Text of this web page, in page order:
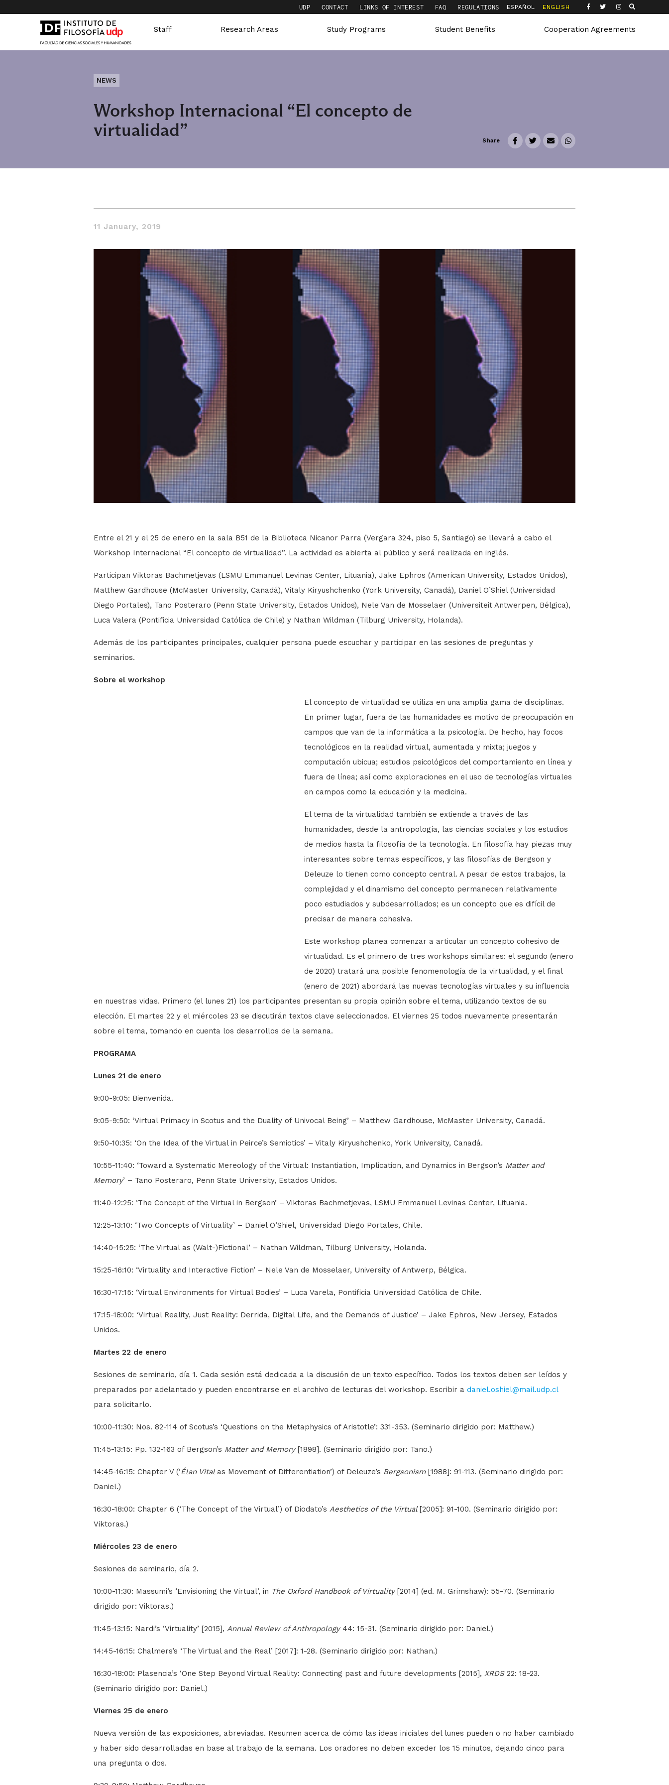
UDP CONTACT LINKS OF INTEREST FAQ REGULATIONS ESPAÑOL ENGLISH
Staff Research Areas Study Programs Student Benefits Cooperation Agreements
NEWS
Workshop Internacional “El concepto de
virtualidad”
Share
11 January, 2019
Entre el 21 y el 25 de enero en la sala B51 de la Biblioteca Nicanor Parra (Vergara 324, piso 5, Santiago) se llevará a cabo el
Workshop Internacional “El concepto de virtualidad”. La actividad es abierta al público y será realizada en inglés.
Participan Viktoras Bachmetjevas (LSMU Emmanuel Levinas Center, Lituania), Jake Ephros (American University, Estados Unidos),
Matthew Gardhouse (McMaster University, Canadá), Vitaly Kiryushchenko (York University, Canadá), Daniel O’Shiel (Universidad
Diego Portales), Tano Posteraro (Penn State University, Estados Unidos), Nele Van de Mosselaer (Universiteit Antwerpen, Bélgica),
Luca Valera (Pontificia Universidad Católica de Chile) y Nathan Wildman (Tilburg University, Holanda).
Además de los participantes principales, cualquier persona puede escuchar y participar en las sesiones de preguntas y
seminarios.
Sobre el workshop
El concepto de virtualidad se utiliza en una amplia gama de disciplinas.
En primer lugar, fuera de las humanidades es motivo de preocupación en
campos que van de la informática a la psicología. De hecho, hay focos
tecnológicos en la realidad virtual, aumentada y mixta; juegos y
computación ubicua; estudios psicológicos del comportamiento en línea y
fuera de línea; así como exploraciones en el uso de tecnologías virtuales
en campos como la educación y la medicina.
El tema de la virtualidad también se extiende a través de las
humanidades, desde la antropología, las ciencias sociales y los estudios
de medios hasta la filosofía de la tecnología. En filosofía hay piezas muy
interesantes sobre temas específicos, y las filosofías de Bergson y
Deleuze lo tienen como concepto central. A pesar de estos trabajos, la
complejidad y el dinamismo del concepto permanecen relativamente
poco estudiados y subdesarrollados; es un concepto que es difícil de
precisar de manera cohesiva.
Este workshop planea comenzar a articular un concepto cohesivo de
virtualidad. Es el primero de tres workshops similares: el segundo (enero
de 2020) tratará una posible fenomenología de la virtualidad, y el final
(enero de 2021) abordará las nuevas tecnologías virtuales y su influencia
en nuestras vidas. Primero (el lunes 21) los participantes presentan su propia opinión sobre el tema, utilizando textos de su
elección. El martes 22 y el miércoles 23 se discutirán textos clave seleccionados. El viernes 25 todos nuevamente presentarán
sobre el tema, tomando en cuenta los desarrollos de la semana.
PROGRAMA
Lunes 21 de enero
9:00-9:05: Bienvenida.
9:05-9:50: ‘Virtual Primacy in Scotus and the Duality of Univocal Being’ – Matthew Gardhouse, McMaster University, Canadá.
9:50-10:35: ‘On the Idea of the Virtual in Peirce’s Semiotics’ – Vitaly Kiryushchenko, York University, Canadá.
10:55-11:40: ‘Toward a Systematic Mereology of the Virtual: Instantiation, Implication, and Dynamics in Bergson’s Matter and
Memory’ – Tano Posteraro, Penn State University, Estados Unidos.
11:40-12:25: ‘The Concept of the Virtual in Bergson’ – Viktoras Bachmetjevas, LSMU Emmanuel Levinas Center, Lituania.
12:25-13:10: ‘Two Concepts of Virtuality’ – Daniel O’Shiel, Universidad Diego Portales, Chile.
14:40-15:25: ‘The Virtual as (Walt-)Fictional’ – Nathan Wildman, Tilburg University, Holanda.
15:25-16:10: ‘Virtuality and Interactive Fiction’ – Nele Van de Mosselaer, University of Antwerp, Bélgica.
16:30-17:15: ‘Virtual Environments for Virtual Bodies’ – Luca Varela, Pontificia Universidad Católica de Chile.
17:15-18:00: ‘Virtual Reality, Just Reality: Derrida, Digital Life, and the Demands of Justice’ – Jake Ephros, New Jersey, Estados
Unidos.
Martes 22 de enero
Sesiones de seminario, día 1. Cada sesión está dedicada a la discusión de un texto específico. Todos los textos deben ser leídos y
preparados por adelantado y pueden encontrarse en el archivo de lecturas del workshop. Escribir adaniel.oshiel@mail.udp.cl
para solicitarlo.
10:00-11:30: Nos. 82-114 of Scotus’s ‘Questions on the Metaphysics of Aristotle’: 331-353. (Seminario dirigido por: Matthew.)
11:45-13:15: Pp. 132-163 of Bergson’s Matter and Memory[1898]. (Seminario dirigido por: Tano.)
14:45-16:15: Chapter V (‘Élan Vital as Movement of Differentiation’) of Deleuze’s Bergsonism[1988]: 91-113. (Seminario dirigido por:
Daniel.)
16:30-18:00: Chapter 6 (‘The Concept of the Virtual’) of Diodato’sAesthetics of the Virtual[2005]: 91-100. (Seminario dirigido por:
Viktoras.)
Miércoles 23 de enero
Sesiones de seminario, día 2.
10:00-11:30: Massumi’s ‘Envisioning the Virtual’, in The Oxford Handbook of Virtuality[2014] (ed. M. Grimshaw): 55-70. (Seminario
dirigido por: Viktoras.)
11:45-13:15: Nardi’s ‘Virtuality’ [2015],Annual Review of Anthropology 44: 15-31. (Seminario dirigido por: Daniel.)
14:45-16:15: Chalmers’s ‘The Virtual and the Real’ [2017]: 1-28. (Seminario dirigido por: Nathan.)
16:30-18:00: Plasencia’s ‘One Step Beyond Virtual Reality: Connecting past and future developments [2015],XRDS22: 18-23.
(Seminario dirigido por: Daniel.)
Viernes 25 de enero
Nueva versión de las exposiciones, abreviadas. Resumen acerca de cómo las ideas iniciales del lunes pueden o no haber cambiado
y haber sido desarrolladas en base al trabajo de la semana. Los oradores no deben exceder los 15 minutos, dejando cinco para
una pregunta o dos.